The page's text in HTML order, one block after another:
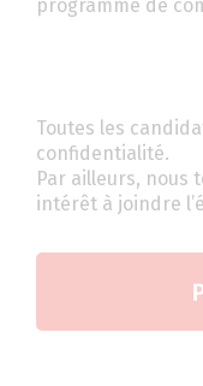
programme de
Toutes les
confidentialité.
Par ailleurs, nous
intérêt à joindre